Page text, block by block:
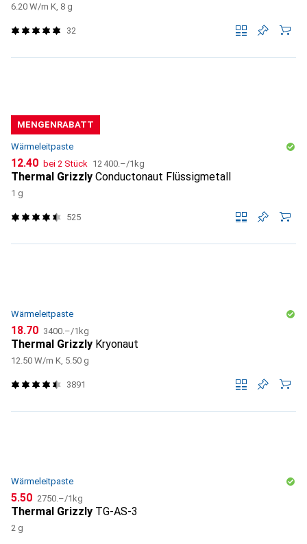
6.20 W/m K, 8 g
32
MENGENRABATT
Wärmeleitpaste
CHF
12.40 bei 2 Stück CHF
12 400.–/1kg
Thermal Grizzly Conductonaut Flüssigmetall
1 g
525
Wärmeleitpaste
CHF
18.70 CHF
3400.–/1kg
Thermal Grizzly Kryonaut
12.50 W/m K, 5.50 g
3891
Wärmeleitpaste
CHF
5.50 CHF
2750.–/1kg
Thermal Grizzly TG-AS-3
2 g